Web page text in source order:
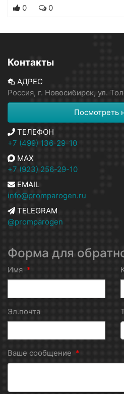
0 0
Контакты
АДРЕС
Россия, г. Новосибирск, ул.
Посмотреть
ТЕЛЕФОН
+7 (499) 136-29-10
MAX
+7 (923) 256-29-10
EMAIL
info@promparogen.ru
TELEGRAM
@promparogen
Форма для
Имя *
Эл.почта
Ваше сообщение *